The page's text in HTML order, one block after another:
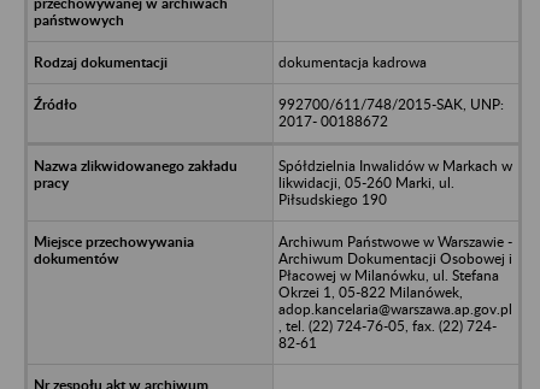
dokumentacja kadrowa
992700/611/748/2015-SAK, UNP:
2017- 00188672
Spółdzielnia Inwalidów w Markach w
likwidacji, 05-260 Marki, ul.
Piłsudskiego 190
Archiwum Państwowe w Warszawie -
Archiwum Dokumentacji Osobowej i
Płacowej w Milanówku, ul. Stefana
Okrzei 1, 05-822 Milanówek,
adop.kancelaria@warszawa.ap.gov.pl
, tel. (22) 724-76-05, fax. (22) 724-
82-61